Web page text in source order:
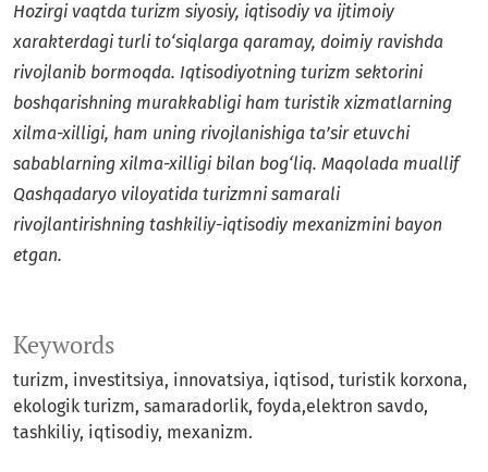
Keywords
turizm, investitsiya, innovatsiya, iqtisod, turistik korxona,
ekologik turizm, samaradorlik, foyda,elektron savdo,
tashkiliy, iqtisodiy, mexanizm.
Hozirgi vaqtda turizm siyosiy, iqtisodiy va ijtimoiy
xarakterdagi turli to‘siqlarga qaramay, doimiy ravishda
rivojlanib bormoqda. Iqtisodiyotning turizm sektorini
boshqarishning murakkabligi ham turistik xizmatlarning
xilma-xilligi, ham uning rivojlanishiga ta’sir etuvchi
sabablarning xilma-xilligi bilan bog‘liq. Maqolada muallif
Qashqadaryo viloyatida turizmni samarali
rivojlantirishning tashkiliy-iqtisodiy mexanizmini bayon
etgan.